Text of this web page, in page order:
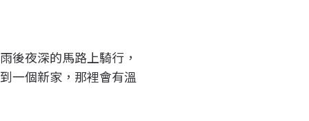
後夜深的馬路上騎行，
一個新家，那裡會有溫